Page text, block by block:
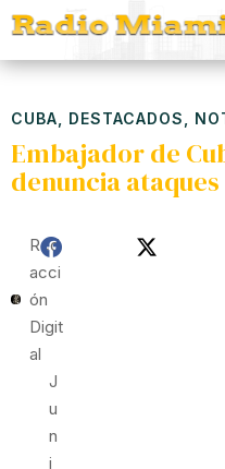
CUBA DESTACADOS
Embajador de
denuncia ataques
Red
Acci
Ón
Digit
Al
J
U
N
I